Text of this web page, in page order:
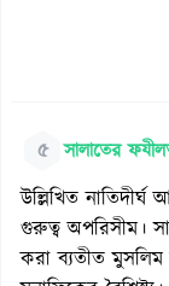
৫ সালাতের
উল্লিখিত
গুরুত্ব অপরিসীম।
করা ব্যতীত